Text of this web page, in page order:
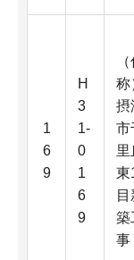
1
6
9
H
3
1-
0
1
6
9
称
摂
市
里
東
築
事